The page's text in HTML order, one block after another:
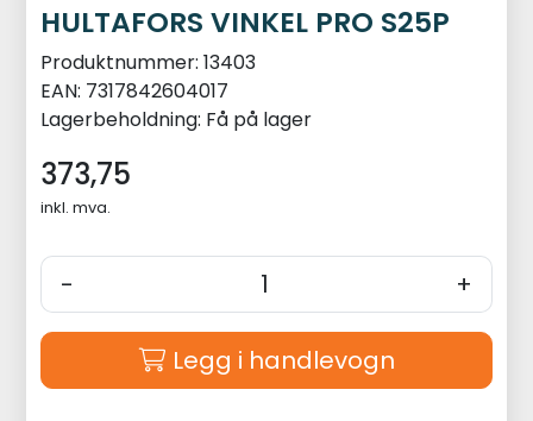
HULTAFORS VINKEL PRO S25P
Produktnummer: 13403
EAN: 7317842604017
Lagerbeholdning: Få på lager
373,75
inkl. mva.
- +
Legg i handlevogn